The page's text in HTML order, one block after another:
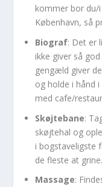
kommer bor du/
København, så
Biograf: Det er
ikke giver så
gengæld giver
og holde i hånd
med cafe/
Skøjtebane:
skøjtehal og
i bogstaveligste
de fleste at grine.
Massage: